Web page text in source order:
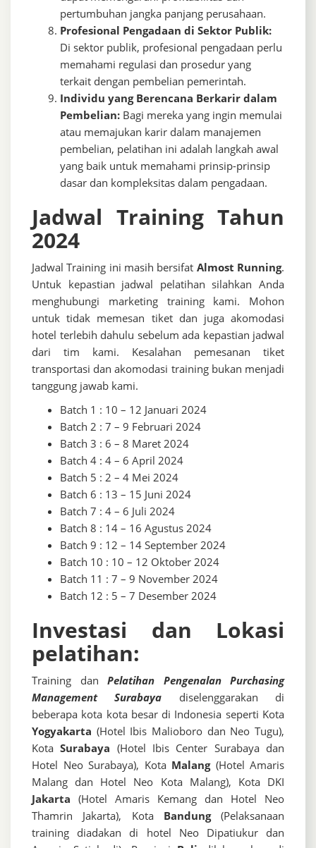
pertumbuhan jangka panjang perusahaan.
Profesional Pengadaan di Sektor Publik:
Di sektor publik, profesional pengadaan perlu
memahami regulasi dan prosedur yang
terkait dengan pembelian pemerintah.
Individu yang Berencana Berkarir dalam
Pembelian: Bagi mereka yang ingin memulai
atau memajukan karir dalam manajemen
pembelian, pelatihan ini adalah langkah awal
yang baik untuk memahami prinsip-prinsip
dasar dan kompleksitas dalam pengadaan.
Jadwal Training Tahun
2024
Jadwal Training ini masih bersifat Almost Running.
Untuk kepastian jadwal pelatihan silahkan Anda
menghubungi marketing training kami. Mohon
untuk tidak memesan tiket dan juga akomodasi
hotel terlebih dahulu sebelum ada kepastian jadwal
dari tim kami. Kesalahan pemesanan tiket
transportasi dan akomodasi training bukan menjadi
tanggung jawab kami.
Batch 1 : 10 – 12 Januari 2024
Batch 2 : 7 – 9 Februari 2024
Batch 3 : 6 – 8 Maret 2024
Batch 4 : 4 – 6 April 2024
Batch 5 : 2 – 4 Mei 2024
Batch 6 : 13 – 15 Juni 2024
Batch 7 : 4 – 6 Juli 2024
Batch 8 : 14 – 16 Agustus 2024
Batch 9 : 12 – 14 September 2024
Batch 10 : 10 – 12 Oktober 2024
Batch 11 : 7 – 9 November 2024
Batch 12 : 5 – 7 Desember 2024
Investasi dan Lokasi
pelatihan:
Training dan Pelatihan Pengenalan Purchasing
Management Surabaya diselenggarakan di
beberapa kota kota besar di Indonesia seperti Kota
Yogyakarta (Hotel Ibis Malioboro dan Neo Tugu),
KotaSurabaya (Hotel Ibis Center Surabaya dan
Hotel Neo Surabaya), Kota Malang(Hotel Amaris
Malang dan Hotel Neo Kota Malang), Kota DKI
Jakarta (Hotel Amaris Kemang dan Hotel Neo
Thamrin Jakarta), Kota Bandung(Pelaksanaan
training diadakan di hotel Neo Dipatiukur dan